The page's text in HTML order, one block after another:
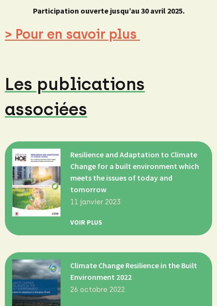
Participation ouverte jusqu’au 30 avril 2025.
> Pour en savoir plus
Les publications
associées
Resilience and Adaptation to Climate
Change for a built environment which
meets the issues of today and
tomorrow
11 janvier 2023
VOIR PLUS
Climate Change Resilience in the Built
Environment 2022
26 octobre 2022